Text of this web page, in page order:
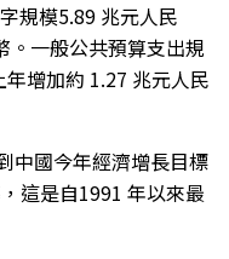
規模5.89 兆元人民
。一般公共預算支出規
增加約 1.27 兆元人民
中國今年經濟增長目標
這是自1991 年以來最